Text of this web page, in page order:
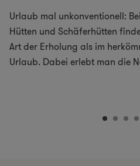
Urlaub mal unkonventionell:
Hütten und Schäferhütten
Art der Erholung als im
Urlaub. Dabei erlebt man die